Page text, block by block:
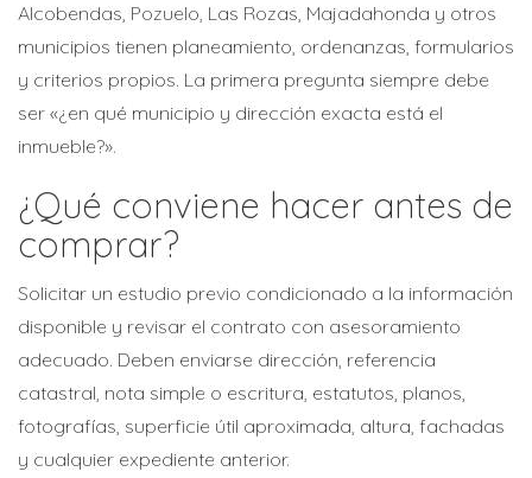
Alcobendas, Pozuelo, Las Rozas, Majadahonda y otros
municipios tienen planeamiento, ordenanzas, formularios
y criterios propios. La primera pregunta siempre debe
ser «¿en qué municipio y dirección exacta está el
inmueble?».
¿Qué conviene hacer antes de
comprar?
Solicitar un estudio previo condicionado a la información
disponible y revisar el contrato con asesoramiento
adecuado. Deben enviarse dirección, referencia
catastral, nota simple o escritura, estatutos, planos,
fotografías, superficie útil aproximada, altura, fachadas
y cualquier expediente anterior.